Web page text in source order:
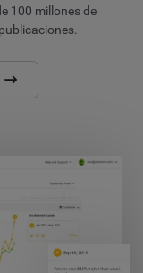
100 millones de